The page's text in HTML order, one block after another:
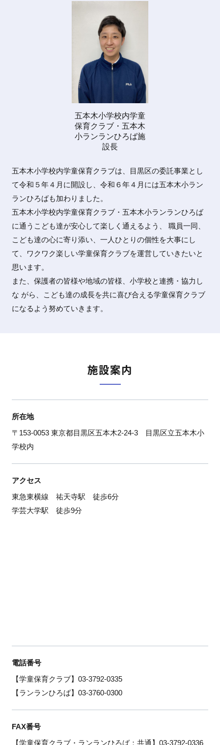
五本木小学校内学童保育クラブは、目黒区の委託事業とし
て令和５年４月に開設し、令和６年４月には五本木小ラン
ランひろばも加わりました。
五本木小学校内学童保育クラブ・五本木小ランランひろば
に通うこども達が安心して楽しく通えるよう、 職員一同、
こども達の心に寄り添い、一人ひとりの個性を大事にし
て、ワクワク楽しい学童保育クラブを運営していきたいと
思います。
また、保護者の皆様や地域の皆様、小学校と連携・協力し
な がら、こども達の成長を共に喜び合える学童保育クラブ
になるよう努めていきます。
五本木小学校内学童
保育クラブ・五本木
小ランランひろば施
設長
施設案内
所在地
〒153-0053 東京都目黒区五本木2-24-3 目黒区立五本木小
学校内
アクセス
東急東横線 祐天寺駅 徒歩6分
学芸大学駅 徒歩9分
電話番号
【学童保育クラブ】03-3792-0335
【ランランひろば】03-3760-0300
FAX番号
【学童保育クラブ・ランランひろば：共通】03-3792-0336